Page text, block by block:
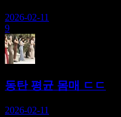
2026-02-11
9
동탄 평균 몸매 ㄷㄷ
2026-02-11